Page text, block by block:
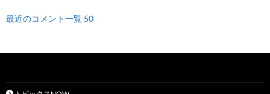
最近のコメント一覧 50